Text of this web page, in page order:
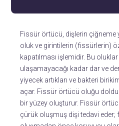
Fissür örtücü, dişlerin çiğneme
oluk ve girintilerin (fissürlerin)
kapatılması işlemidir. Bu oluklar
ulaşamayacağı kadar dar ve
yiyecek artıkları ve bakteri
açar. Fissür örtücü oluğu
bir yüzey oluşturur. Fissür
çürük oluşmuş dişi tedavi